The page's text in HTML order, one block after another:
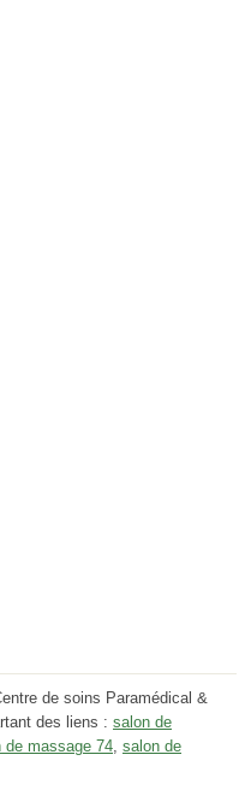
de soins Paramédical &
des liens : salon de
de massage 74 salon de